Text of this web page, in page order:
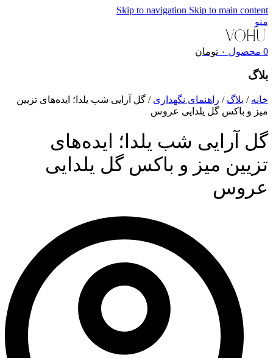
Skip to navigation Skip to main content
منو
0 محصول ۰ تومان
بلاگ
خانه / بلاگ / راهنمای نگهداری / گل آرایی شب یلدا؛ ایده‌های تزیین
میز و باکس گل یلدایی عروس
گل آرایی شب یلدا؛ ایده‌های
تزیین میز و باکس گل یلدایی
عروس